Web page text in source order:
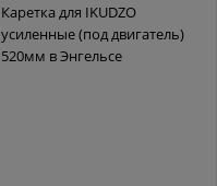
Каретка для IKUDZO
усиленные (под двигатель)
520мм в Энгельсе